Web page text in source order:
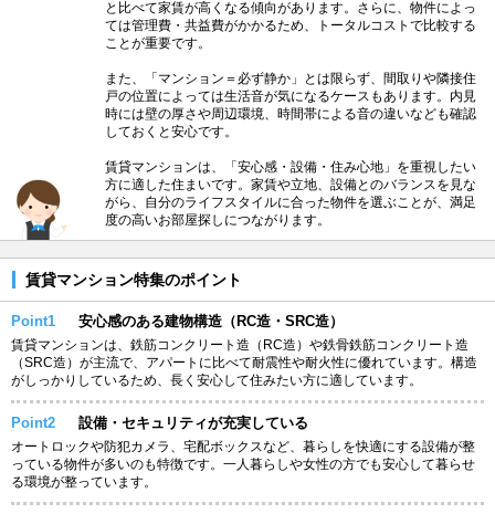
と比べて家賃が高くなる傾向があります。さらに、物件によっ
ては管理費・共益費がかかるため、トータルコストで比較する
ことが重要です。
また、「マンション＝必ず静か」とは限らず、間取りや隣接住
戸の位置によっては生活音が気になるケースもあります。内見
時には壁の厚さや周辺環境、時間帯による音の違いなども確認
しておくと安心です。
賃貸マンションは、「安心感・設備・住み心地」を重視したい
方に適した住まいです。家賃や立地、設備とのバランスを見な
がら、自分のライフスタイルに合った物件を選ぶことが、満足
度の高いお部屋探しにつながります。
賃貸マンション特集のポイント
Point1 安心感のある建物構造（RC造・SRC造）
賃貸マンションは、鉄筋コンクリート造（RC造）や鉄骨鉄筋コンクリート造
（SRC造）が主流で、アパートに比べて耐震性や耐火性に優れています。構造
がしっかりしているため、長く安心して住みたい方に適しています。
Point2 設備・セキュリティが充実している
オートロックや防犯カメラ、宅配ボックスなど、暮らしを快適にする設備が整
っている物件が多いのも特徴です。一人暮らしや女性の方でも安心して暮らせ
る環境が整っています。